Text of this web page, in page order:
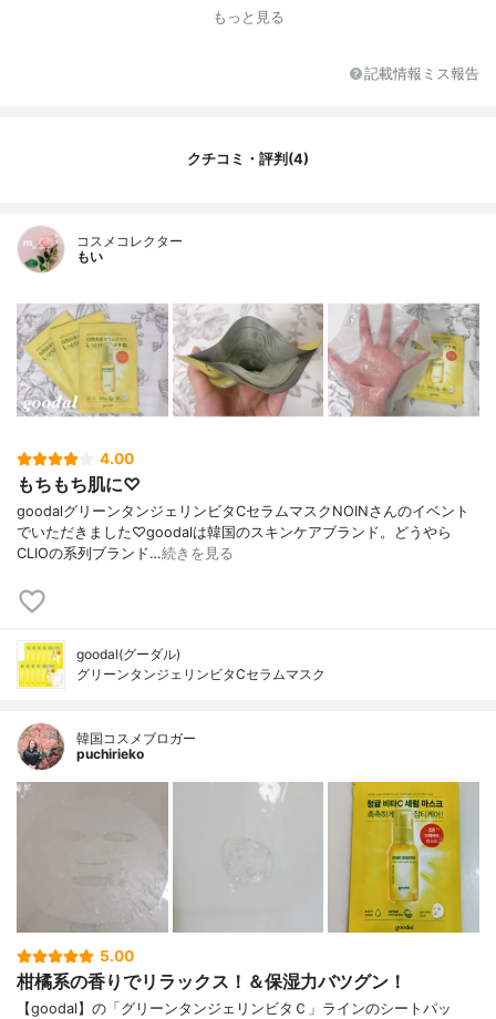
ス、レモンピールオイル、ラベンダーオイ
ン、ジグリセリン、ヒドロキシアセトフェ
レート、ポリグリセリル-10グリチルグリグ
加水分解物、アスコルビン酸、炭酸ナトリ
ウム、トコフェロール、カルソフリン、キ
サントフィル 、二ナトリウムEDTA
内容量
10枚（1枚/30ml）
香り
柑橘系の爽やかな香り
内容量のバリエーション
もっと見る
記載情報ミス報告
クチコミ・評判(4)
コスメコレクター
もい
4.00
もちもち肌に♡
goodalグリーンタンジェリンビタCセラムマスクNOINさんのイベント
でいただきました♡goodalは韓国のスキンケアブランド。どうやら
CLIOの系列ブランド…続きを見る
goodal(グーダル)
グリーンタンジェリンビタCセラムマスク
韓国コスメブロガー
puchirieko
5.00
柑橘系の香りでリラックス！＆保湿力バツグン！
【goodal】の「グリーンタンジェリンビタＣ」ラインのシートパッ